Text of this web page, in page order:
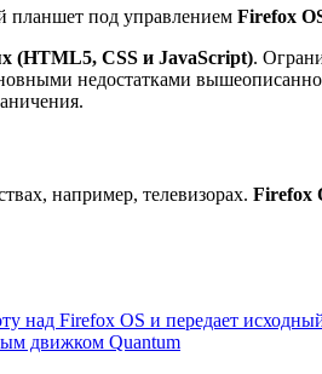
планшет под управлением Firefox
(HTML5, CSS и JavaScript).
недостатками
например, телевизорах. Firefox
над Firefox OS и передает
движком Quantum